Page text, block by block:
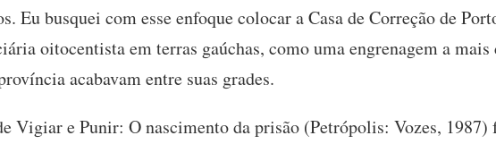
Eu busquei com esse enfoque colocar a Casa de Correção de
oitocentista em terras gaúchas, como uma engrenagem a
acabavam entre suas grades.
Vigiar e Punir: O nascimento da prisão (Petrópolis: Vozes, 1987)